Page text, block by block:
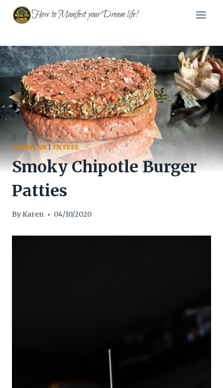
Skip
How to Manifest your Dream life!
AMERICAN|ENTREE
Smoky Chipotle Burger
Patties
By Karen 04/10/2020